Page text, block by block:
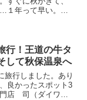
１年って早い。こ
とか...
行！王道の牛タ
して秋保温泉へ
旅行しました。あり
良かったスポット3
店 司（ダイワロ